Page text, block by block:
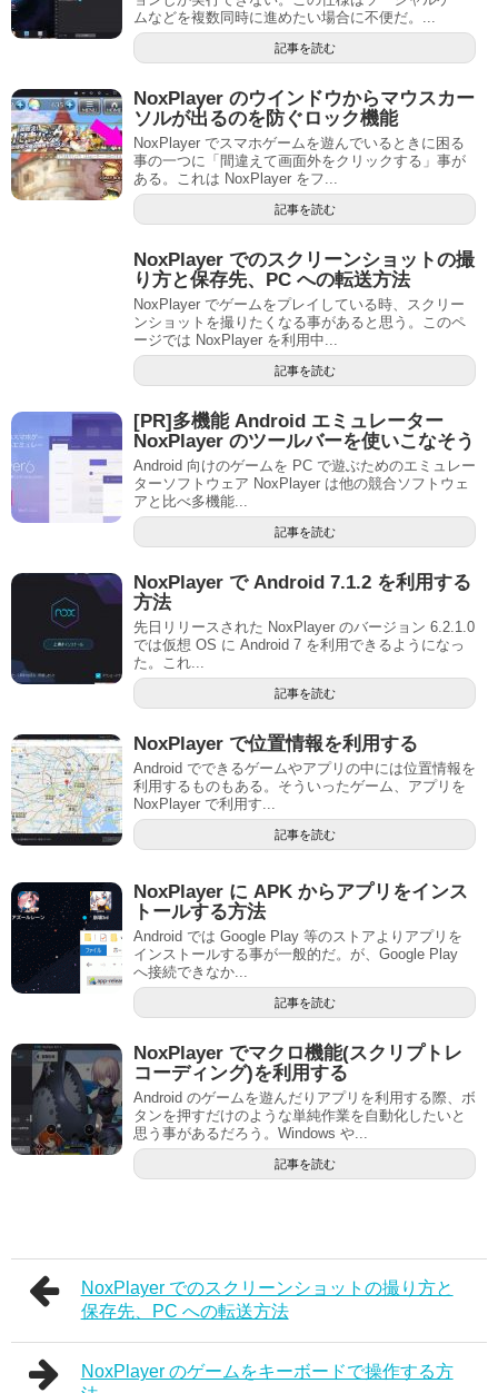
ムなどを複数同時に進めたい場合に不便だ。...
記事を読む
NoxPlayer のウインドウからマウスカー
ソルが出るのを防ぐロック機能
NoxPlayer でスマホゲームを遊んでいるときに困る
事の一つに「間違えて画面外をクリックする」事が
ある。これは NoxPlayer をフ...
記事を読む
NoxPlayer でのスクリーンショットの撮
り方と保存先、PC への転送方法
NoxPlayer でゲームをプレイしている時、スクリー
ンショットを撮りたくなる事があると思う。このペ
ージでは NoxPlayer を利用中...
記事を読む
[PR]多機能 Android エミュレーター
NoxPlayer のツールバーを使いこなそう
Android 向けのゲームを PC で遊ぶためのエミュレー
ターソフトウェア NoxPlayer は他の競合ソフトウェ
アと比べ多機能...
記事を読む
NoxPlayer で Android 7.1.2 を利用する
方法
先日リリースされた NoxPlayer のバージョン 6.2.1.0
では仮想 OS に Android 7 を利用できるようになっ
た。これ...
記事を読む
NoxPlayer で位置情報を利用する
Android でできるゲームやアプリの中には位置情報を
利用するものもある。そういったゲーム、アプリを
NoxPlayer で利用す...
記事を読む
NoxPlayer に APK からアプリをインス
トールする方法
Android では Google Play 等のストアよりアプリを
インストールする事が一般的だ。が、Google Play
へ接続できなか...
記事を読む
NoxPlayer でマクロ機能(スクリプトレ
コーディング)を利用する
Android のゲームを遊んだりアプリを利用する際、ボ
タンを押すだけのような単純作業を自動化したいと
思う事があるだろう。Windows や...
記事を読む
NoxPlayer でのスクリーンショットの撮り方と
保存先、PC への転送方法
NoxPlayer のゲームをキーボードで操作する方